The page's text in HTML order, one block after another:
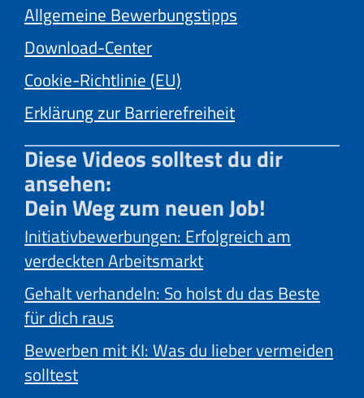
Allgemeine Bewerbungstipps
Download-Center
Cookie-Richtlinie (EU)
Erklärung zur Barrierefreiheit
Diese Videos solltest du dir
ansehen:
Dein Weg zum neuen Job!
Initiativbewerbungen: Erfolgreich am
verdeckten Arbeitsmarkt
Gehalt verhandeln: So holst du das Beste
für dich raus
Bewerben mit KI: Was du lieber vermeiden
solltest